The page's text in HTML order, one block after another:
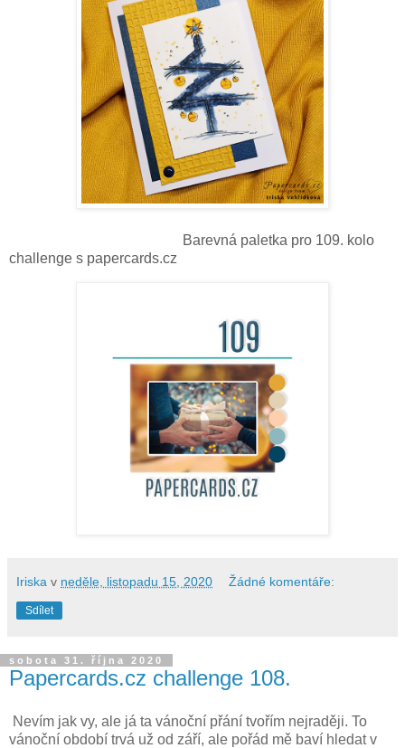
Barevná paletka pro 109. kolo
challenge s papercards.cz
Iriska v neděle, listopadu 15, 2020 Žádné komentáře:
Sdílet
sobota 31. října 2020
Papercards.cz challenge 108.
Nevím jak vy, ale já ta vánoční přání tvořím nejraději. To
vánoční období trvá už od září, ale pořád mě baví hledat v